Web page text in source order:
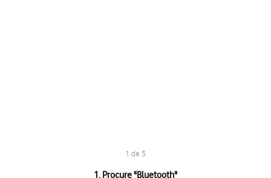
1 de 5
1. Procure "Bluetooth"